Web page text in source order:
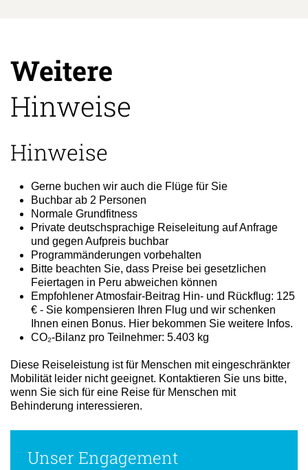
Weitere
Hinweise
Gerne buchen wir auch die Flüge für Sie
Buchbar ab 2 Personen
Normale Grundfitness
Private deutschsprachige Reiseleitung auf Anfrage
und gegen Aufpreis buchbar
Programmänderungen vorbehalten
Bitte beachten Sie, dass Preise bei gesetzlichen
Feiertagen in Peru abweichen können
Empfohlener Atmosfair-Beitrag Hin- und Rückflug: 125
€ - Sie kompensieren Ihren Flug und wir schenken
CO₂-Bilanz pro Teilnehmer: 5.403 kg
Diese Reiseleistung ist für Menschen mit eingeschränkter
Mobilität leider nicht geeignet. Kontaktieren Sie uns bitte,
Behinderung interessieren.